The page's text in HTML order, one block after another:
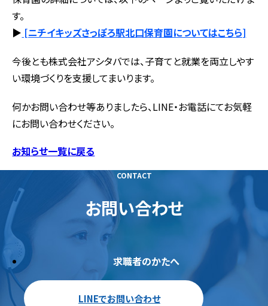
す。
▶ [ニチイキッズさっぽろ駅北口保育園についてはこちら]
今後とも株式会社アシタバでは、子育てと就業を両立しやす
い環境づくりを支援してまいります。
何かお問い合わせ等ありましたら、LINE・お電話にてお気軽
にお問い合わせください。
お知らせ一覧に戻る
CONTACT
お問い合わせ
求職者のかたへ
LINEでお問い合わせ